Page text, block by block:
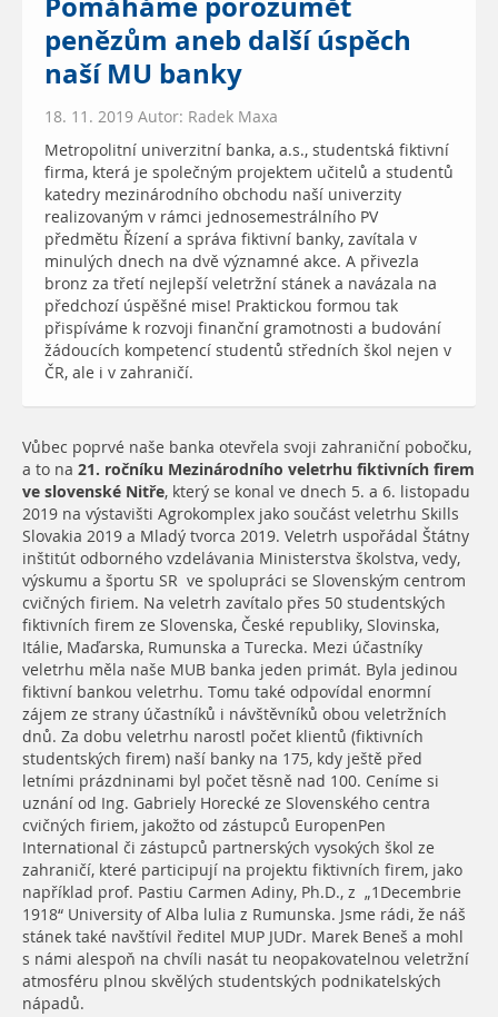
penězům aneb další úspěch
naší MU banky
18. 11. 2019 Autor: Radek Maxa
Metropolitní univerzitní banka, a.s., studentská fiktivní
firma, která je společným projektem učitelů a studentů
katedry mezinárodního obchodu naší univerzity
realizovaným v rámci jednosemestrálního PV
předmětu Řízení a správa fiktivní banky, zavítala v
minulých dnech na dvě významné akce. A přivezla
bronz za třetí nejlepší veletržní stánek a navázala na
předchozí úspěšné mise! Praktickou formou tak
přispíváme k rozvoji finanční gramotnosti a budování
žádoucích kompetencí studentů středních škol nejen v
ČR, ale i v zahraničí.
Vůbec poprvé naše banka otevřela svoji zahraniční pobočku,
a to na 21. ročníku Mezinárodního veletrhu fiktivních firem
ve slovenské Nitře, který se konal ve dnech 5. a 6. listopadu
2019 na výstavišti Agrokomplex jako součást veletrhu Skills
Slovakia 2019 a Mladý tvorca 2019. Veletrh uspořádal Štátny
inštitút odborného vzdelávania Ministerstva školstva, vedy,
výskumu a športu SR ve spolupráci se Slovenským centrom
cvičných firiem. Na veletrh zavítalo přes 50 studentských
fiktivních firem ze Slovenska, České republiky, Slovinska,
Itálie, Maďarska, Rumunska a Turecka. Mezi účastníky
veletrhu měla naše MUB banka jeden primát. Byla jedinou
fiktivní bankou veletrhu. Tomu také odpovídal enormní
zájem ze strany účastníků i návštěvníků obou veletržních
dnů. Za dobu veletrhu narostl počet klientů (fiktivních
studentských firem) naší banky na 175, kdy ještě před
letními prázdninami byl počet těsně nad 100. Ceníme si
uznání od Ing. Gabriely Horecké ze Slovenského centra
cvičných firiem, jakožto od zástupců EuropenPen
International či zástupců partnerských vysokých škol ze
zahraničí, které participují na projektu fiktivních firem, jako
například prof. Pastiu Carmen Adiny, Ph.D., z „1Decembrie
1918“ University of Alba lulia z Rumunska. Jsme rádi, že náš
stánek také navštívil ředitel MUP JUDr. Marek Beneš a mohl
s námi alespoň na chvíli nasát tu neopakovatelnou veletržní
atmosféru plnou skvělých studentských podnikatelských
nápadů.